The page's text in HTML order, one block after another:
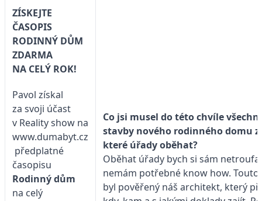
ZÍSKEJTE
ČASOPIS
RODINNÝ DŮM
ZDARMA
NA CELÝ ROK!
Pavol získal
za svoji účast
v Reality show na
www.dumabyt.cz
předplatné
časopisu
Rodinný dům
na celý
Co jsi musel do této chvíle
stavby nového rodinného domu
které úřady oběhat?
Oběhat úřady bych si sám
nemám potřebné know how.
byl pověřený náš architekt, který